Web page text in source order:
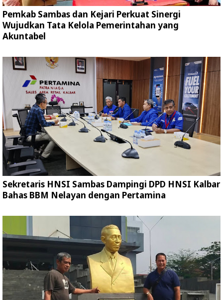
Pemkab Sambas dan Kejari Perkuat Sinergi
Wujudkan Tata Kelola Pemerintahan yang
Akuntabel
Sekretaris HNSI Sambas Dampingi DPD HNSI Kalbar
Bahas BBM Nelayan dengan Pertamina